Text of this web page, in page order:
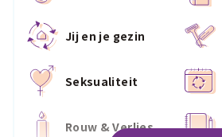
Jij en je gezin
Seksualiteit
Rouw & Verlies